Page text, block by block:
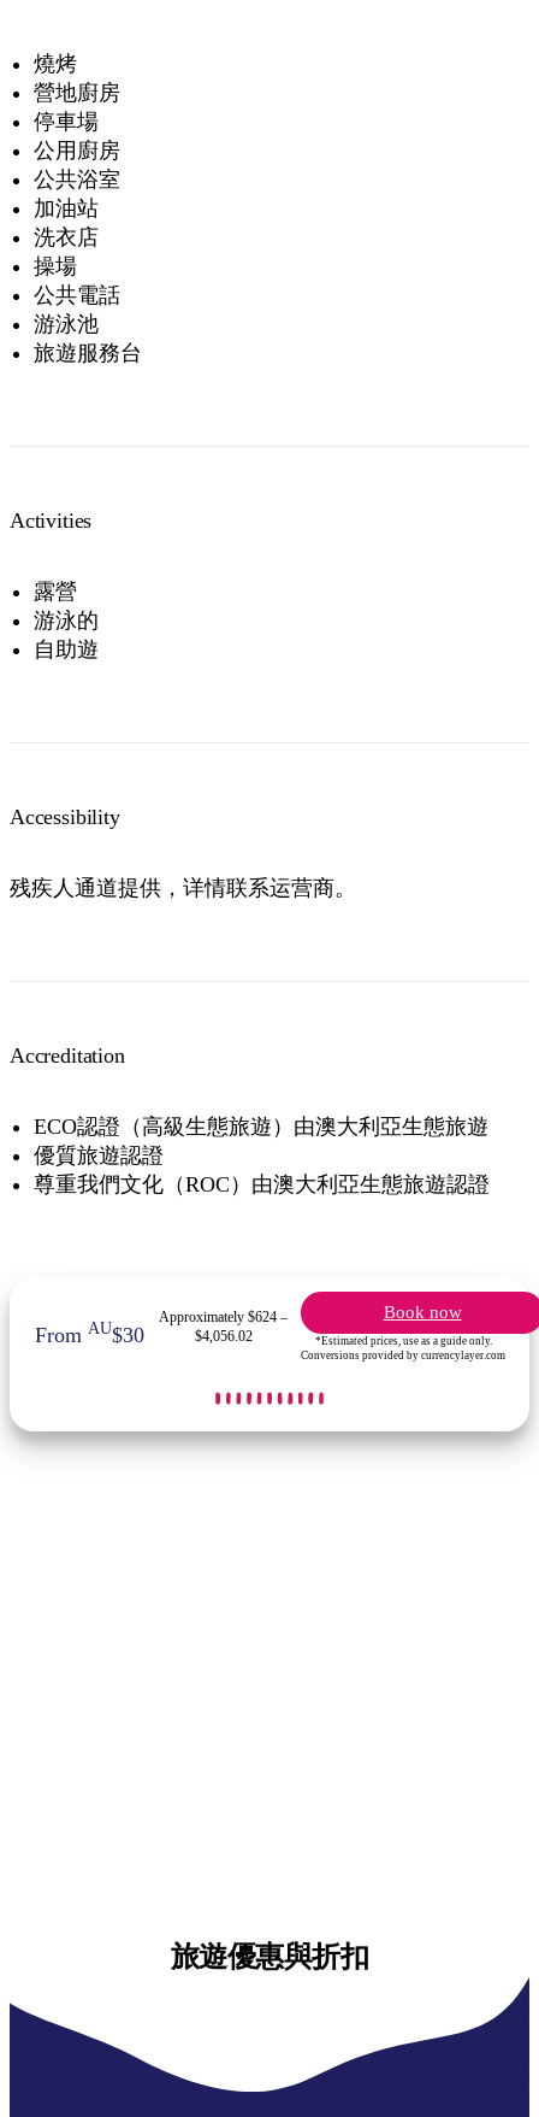
燒烤
營地廚房
停車場
公用廚房
公共浴室
加油站
洗衣店
操場
公共電話
游泳池
旅遊服務台
Activities
露營
游泳的
自助遊
Accessibility
残疾人通道提供，详情联系运营商。
Accreditation
ECO認證（高級生態旅遊）由澳大利亞生態旅遊
優質旅遊認證
尊重我們文化（ROC）由澳大利亞生態旅遊認證
FromAU$30
Approximately $624 –
$4,056.02
Book now
*Estimated prices, use as a guide only.
Conversions provided by currencylayer.com
旅遊優惠與折扣